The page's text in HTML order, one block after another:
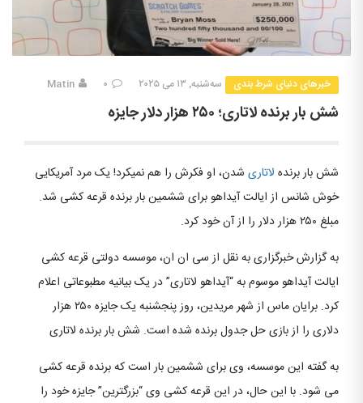
خبرهای دنیای شرط بندی سه‌شنبه, ۱۳ می ۲۰۲۵ ۰ Matin
شش بار برنده لاتاری؛ ۲۵۰ هزار دلار جایزه
شش بار برنده لاتاری شدن، او فکرش را هم نمیکرد! یک مرد آمریکایی
خوش شانس از ایالت آیداهو برای ششمین بار برنده قرعه کشی شد.
مبلغ ۲۵۰ هزار دلار را از آن خود کرد.
به گزارش خبرگزاری به نقل از سی ان ان، موسسه دولتی قرعه کشی
ایالت آیداهو موسوم به “آیداهو لاتاری” در یک بیانیه مطبوعاتی اعلام
کرد. برایان ماس از شهر مریدین، روز پنجشنبه یک جایزه ۲۵۰ هزار
دلاری را از بازی حل جدول برنده شده است. شش بار برنده لاتاری
به گفته این موسسه، وی برای ششمین بار است که برنده قرعه کشی
می شود. با این حال، در این قرعه کشی وی “بزرگترین” جایزه خود را